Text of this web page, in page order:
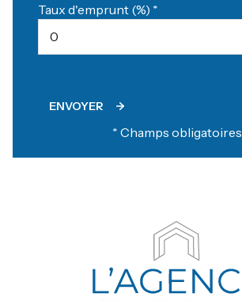
Taux d'emprunt (%) *
ENVOYER
* Champs obligatoires